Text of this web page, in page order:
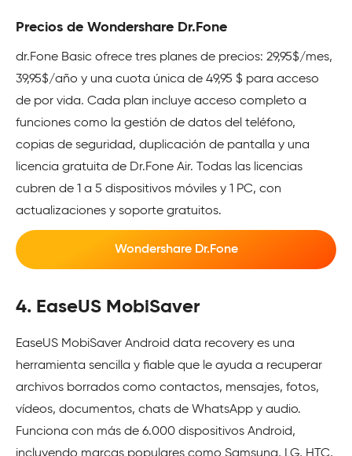
Precios de Wondershare Dr.Fone
dr.Fone Basic ofrece tres planes de precios: 29,95$/mes,
39,95$/año y una cuota única de 49,95 $ para acceso
de por vida. Cada plan incluye acceso completo a
funciones como la gestión de datos del teléfono,
copias de seguridad, duplicación de pantalla y una
licencia gratuita de Dr.Fone Air. Todas las licencias
cubren de 1 a 5 dispositivos móviles y 1 PC, con
actualizaciones y soporte gratuitos.
Wondershare Dr.Fone
4. EaseUS MobiSaver
EaseUS MobiSaver Android data recovery es una
herramienta sencilla y fiable que le ayuda a recuperar
archivos borrados como contactos, mensajes, fotos,
vídeos, documentos, chats de WhatsApp y audio.
Funciona con más de 6.000 dispositivos Android,
incluyendo marcas populares como Samsung, LG, HTC,